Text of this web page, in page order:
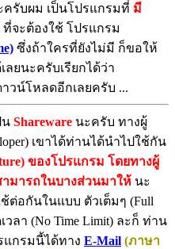
รับผม เป็นโปรแกรมที่ มี
ที่จะต้องใช้ โปรแกรม
ซึ่งถ้าใครที่ยังไม่มี ก็ขอให้
ลยนะครับเรียกได้ว่า
วน์โหลดอีกเลยครับ ...
น Shareware นะครับ ทางผู้
เขาได้ท่านได้นำไปใช้กัน
ของโปรแกรม โดยทางผู้
มารถในบางส่วนมาให้ นะ
ต่อกันในแบบ ตัวเต็มๆ (Full
ลา (No Time Limit) ละก็ ท่าน
กรมนี้ได้ทาง E-Mail (ภาษา